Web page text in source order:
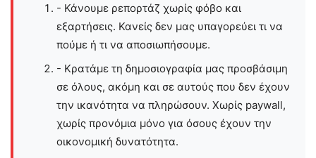
- Κάνουμε ρεπορτάζ χωρίς φόβο και
εξαρτήσεις. Κανείς δεν μας υπαγορεύει τι να
πούμε ή τι να αποσιωπήσουμε.
- Κρατάμε τη δημοσιογραφία μας προσβάσιμη
σε όλους, ακόμη και σε αυτούς που δεν έχουν
την ικανότητα να πληρώσουν. Χωρίς paywall,
χωρίς προνόμια μόνο για όσους έχουν την
οικονομική δυνατότητα.